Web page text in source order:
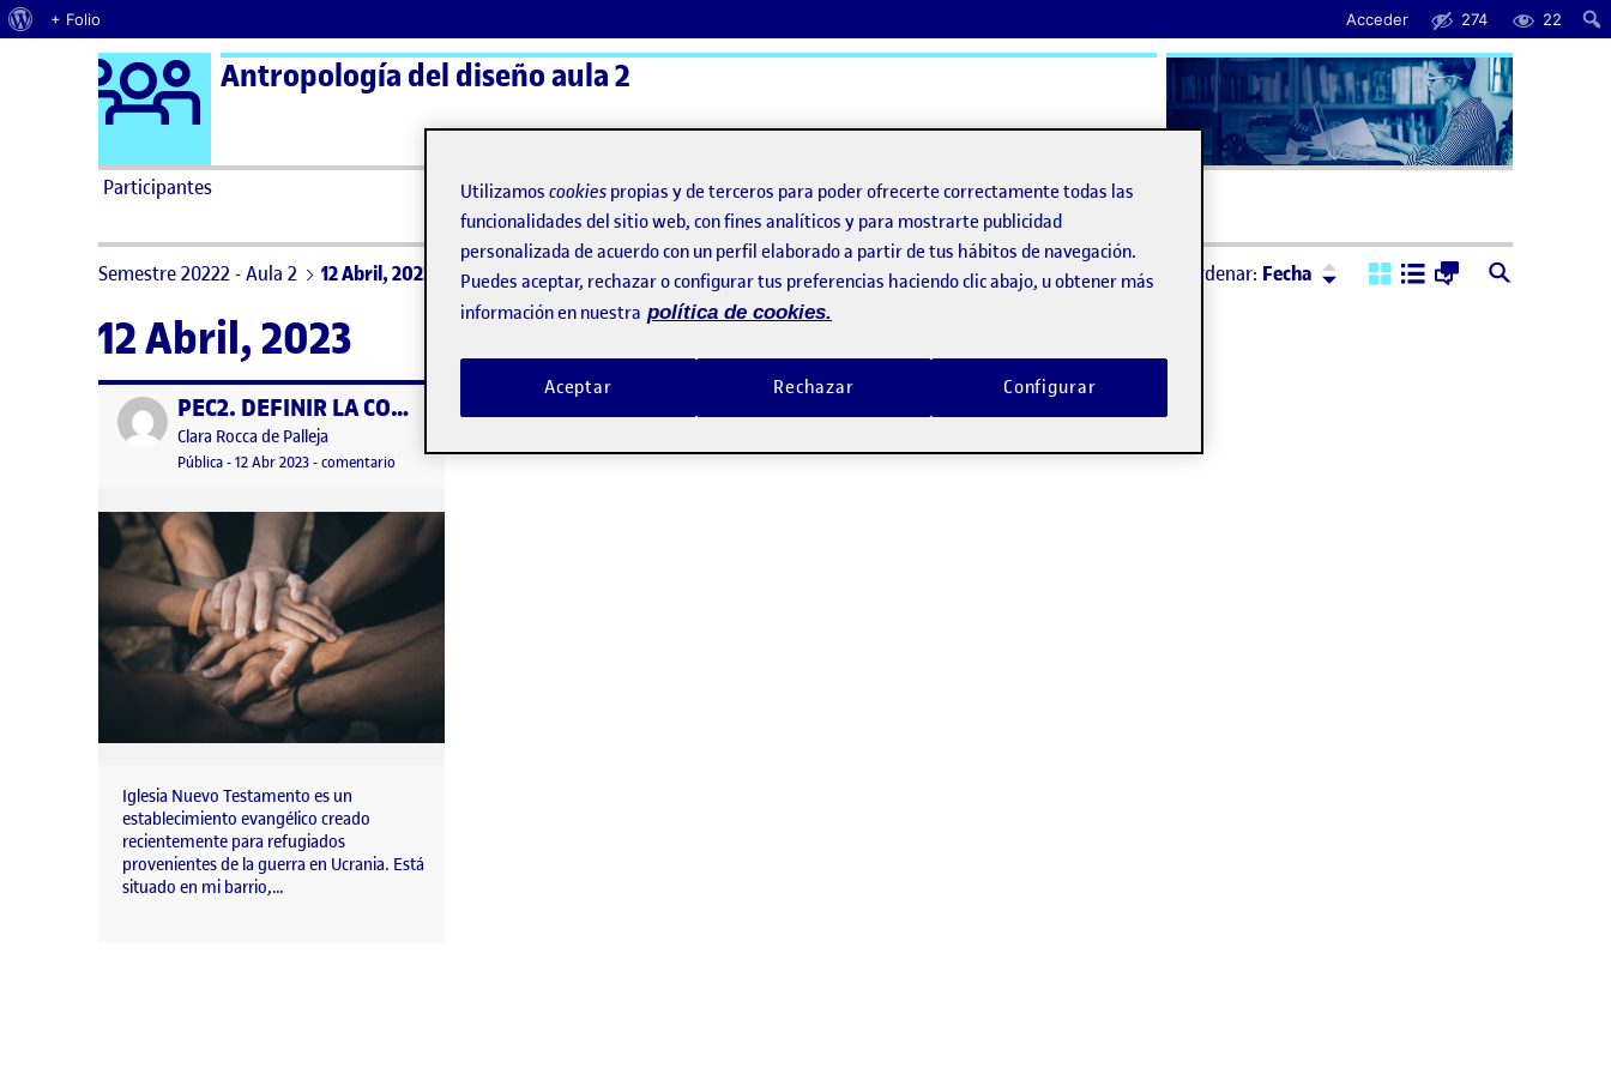
Acerca de WordPress
+ Folio Acceder 274 22
Saltar al contenido Logo Ágora
Antropología del diseño aula 2
Participantes ActiFolios Ayuda
Semestre 20222 - Aula 2 12 Abril, 2023 Ordenar: Fecha Ordenar:Descendente
12 Abril, 2023
Publicado por PEC2. DEFINIR LA COMUNIDAD
Publicado por
Clara Rocca de Palleja
Visibilidad:
Pública-Fecha de publicación
12 Abr 202312 abril, 2023 4:30 pm
-comentario en PEC2. DEFINIR LA COMUNIDAD
Iglesia Nuevo Testamento es un
establecimiento evangélico creado
recientemente para refugiados
provenientes de la guerra en Ucrania. Está
situado en mi barrio,…
Utilizamos cookies propias y de terceros para poder ofrecerte correctamente todas las
funcionalidades del sitio web, con fines analíticos y para mostrarte publicidad
personalizada de acuerdo con un perfil elaborado a partir de tus hábitos de navegación.
Puedes aceptar, rechazar o configurar tus preferencias haciendo clic abajo, u obtener más
información en nuestra política de cookies.
Rechazar
Aceptar Configurar